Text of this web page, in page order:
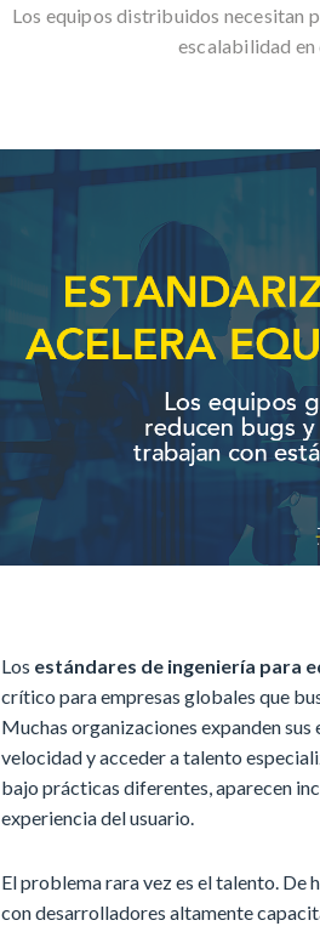
Los equipos distribuidos necesitan
escalabilidad
Los estándares de ingeniería para
crítico para empresas globales que
Muchas organizaciones expanden
velocidad y acceder a talento
bajo prácticas diferentes, aparecen
experiencia del usuario.
El problema rara vez es el talento. De
con desarrolladores altamente